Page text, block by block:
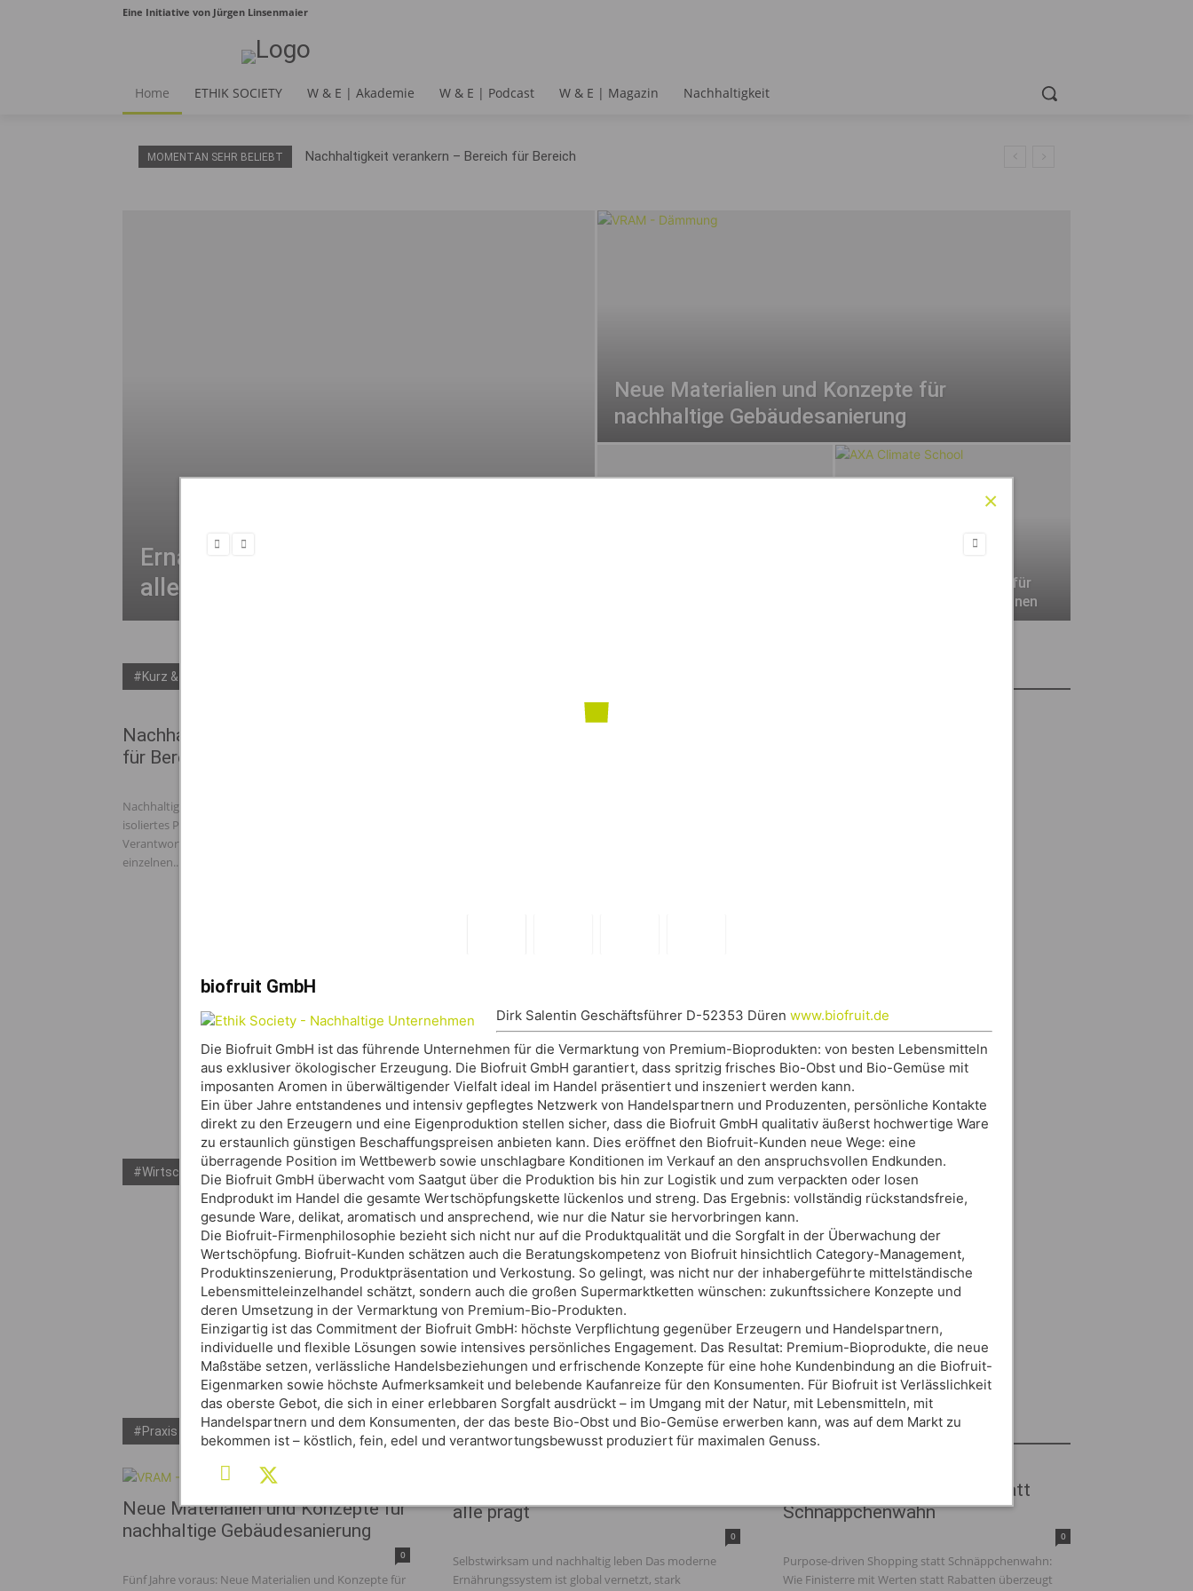
Eine Initiative von Jürgen Linsenmaier
Home ETHIK SOCIETY W & E | Akademie W & E | Podcast W & E | Magazin Nachhaltigkeit
MOMENTAN SEHR BELIEBT Nachhaltigkeit verankern – Bereich für Bereich
Ernährung: Wie das System uns
alle prägt
Neue Materialien und Konzepte für
nachhaltige Gebäudesanierung
Wie sich Führungskräfte für
das CO2- Einsparen wappnen
#Kurz & Knapp
Nachhaltigkeit verankern – Bereich
für Bereich
Nachhaltigkeit ist keine zentrale Aufgabe und kein
isoliertes Projekt. Sie entfaltet ihre Wirkung dort, wo
Verantwortung im Alltag übernommen wird – in den
einzelnen...
Amazon baut Kernkraftwerk –
direkt aus der Praxis
Nachhaltigkeit braucht
Beteiligung
#Wirtschaft & Ethik Magazin
Inspiration gefällig?
Hier findest du alle Ausgaben unseres
Magazins Wirtschaft & Ethik
zum kostenfreien Download
#Praxis
Neue Materialien und Konzepte für
nachhaltige Gebäudesanierung
0
Fünf Jahre voraus: Neue Materialien und Konzepte für
#Wissen
alle prägt
0
Selbstwirksam und nachhaltig leben Das moderne
Ernährungssystem ist global vernetzt, stark
#Best Practice
Purpose-driven Shopping statt
Schnäppchenwahn
0
Purpose-driven Shopping statt Schnäppchenwahn:
Wie Finisterre mit Werten statt Rabatten überzeugt
biofruit GmbH
Dirk Salentin Geschäftsführer D-52353 Düren www.biofruit.de
Die Biofruit GmbH ist das führende Unternehmen für die Vermarktung von Premium-Bioprodukten: von besten Lebensmitteln
aus exklusiver ökologischer Erzeugung. Die Biofruit GmbH garantiert, dass spritzig frisches Bio-Obst und Bio-Gemüse mit
imposanten Aromen in überwältigender Vielfalt ideal im Handel präsentiert und inszeniert werden kann.
Ein über Jahre entstandenes und intensiv gepflegtes Netzwerk von Handelspartnern und Produzenten, persönliche Kontakte
direkt zu den Erzeugern und eine Eigenproduktion stellen sicher, dass die Biofruit GmbH qualitativ äußerst hochwertige Ware
zu erstaunlich günstigen Beschaffungspreisen anbieten kann. Dies eröffnet den Biofruit-Kunden neue Wege: eine
überragende Position im Wettbewerb sowie unschlagbare Konditionen im Verkauf an den anspruchsvollen Endkunden.
Die Biofruit GmbH überwacht vom Saatgut über die Produktion bis hin zur Logistik und zum verpackten oder losen
Endprodukt im Handel die gesamte Wertschöpfungskette lückenlos und streng. Das Ergebnis: vollständig rückstandsfreie,
gesunde Ware, delikat, aromatisch und ansprechend, wie nur die Natur sie hervorbringen kann.
Die Biofruit-Firmenphilosophie bezieht sich nicht nur auf die Produktqualität und die Sorgfalt in der Überwachung der
Wertschöpfung. Biofruit-Kunden schätzen auch die Beratungskompetenz von Biofruit hinsichtlich Category-Management,
Produktinszenierung, Produktpräsentation und Verkostung. So gelingt, was nicht nur der inhabergeführte mittelständische
Lebensmitteleinzelhandel schätzt, sondern auch die großen Supermarktketten wünschen: zukunftssichere Konzepte und
deren Umsetzung in der Vermarktung von Premium-Bio-Produkten.
Einzigartig ist das Commitment der Biofruit GmbH: höchste Verpflichtung gegenüber Erzeugern und Handelspartnern,
individuelle und flexible Lösungen sowie intensives persönliches Engagement. Das Resultat: Premium-Bioprodukte, die neue
Maßstäbe setzen, verlässliche Handelsbeziehungen und erfrischende Konzepte für eine hohe Kundenbindung an die Biofruit-
Eigenmarken sowie höchste Aufmerksamkeit und belebende Kaufanreize für den Konsumenten. Für Biofruit ist Verlässlichkeit
das oberste Gebot, die sich in einer erlebbaren Sorgfalt ausdrückt – im Umgang mit der Natur, mit Lebensmitteln, mit
Handelspartnern und dem Konsumenten, der das beste Bio-Obst und Bio-Gemüse erwerben kann, was auf dem Markt zu
bekommen ist – köstlich, fein, edel und verantwortungsbewusst produziert für maximalen Genuss.